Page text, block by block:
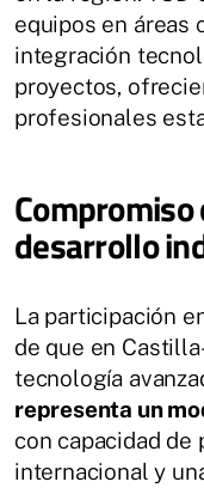
equipos en áreas
integración
proyectos,
profesionales
Compromiso
desarrollo
La participación
de que en
tecnología
representa un
con capacidad de
internacional y